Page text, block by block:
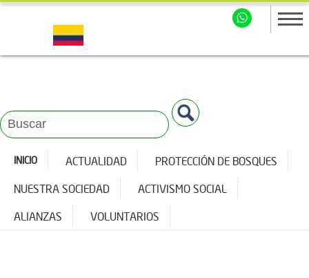
INICIO ACTUALIDAD
PROTECCIÓN DE BOSQUES
NUESTRA SOCIEDAD
ACTIVISMO SOCIAL
ALIANZAS
VOLUNTARIOS